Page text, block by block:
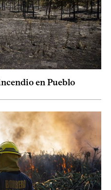
en Pueblo